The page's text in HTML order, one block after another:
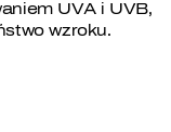
UVA i UVB,
wzroku.